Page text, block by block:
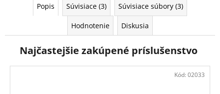
Popis Súvisiace (3) Súvisiace súbory (3)
Hodnotenie Diskusia
Najčastejšie zakúpené príslušenstvo
Kód: 02033